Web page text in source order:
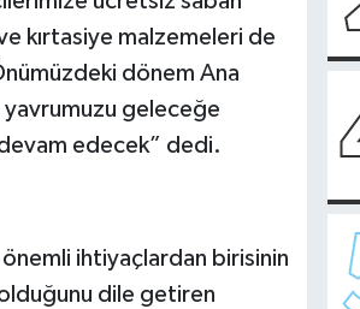
kırtasiye malzemeleri de
dönem Ana
yavrumuzu geleceğe
edecek” dedi.
ihtiyaçlardan birisinin
dile getiren